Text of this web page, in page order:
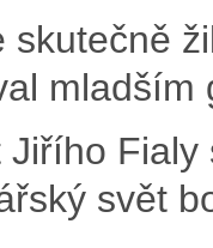
skutečně
mladším
svět